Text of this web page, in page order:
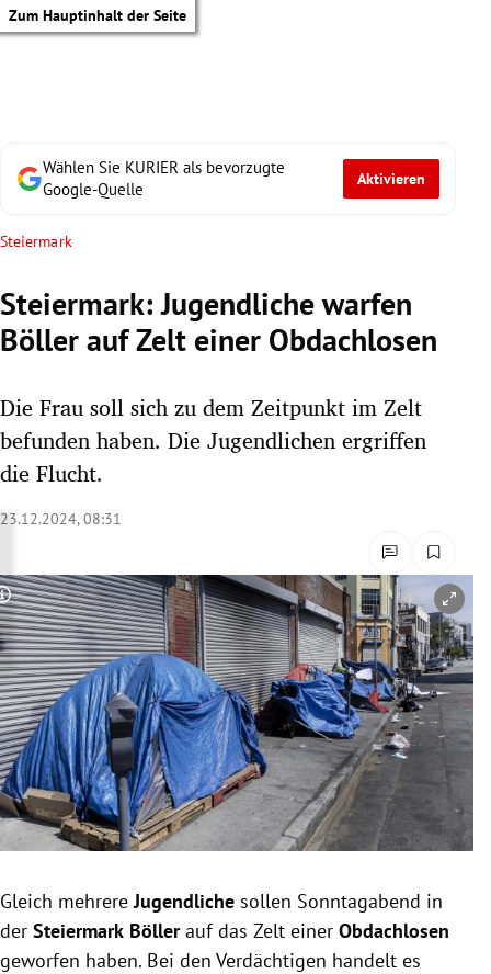
Zum Hauptinhalt der Seite
Untermenü
Untermenü
Untermenü
Untermenü
Untermenü
Untermenü
Untermenü
Untermenü
Wählen Sie KURIER als bevorzugte
Google-Quelle
Aktivieren
Steiermark
Steiermark: Jugendliche warfen
Böller auf Zelt einer Obdachlosen
Die Frau soll sich zu dem Zeitpunkt im Zelt
befunden haben. Die Jugendlichen ergriffen
die Flucht.
23.12.2024, 08:31
Copyright-Hinweis öffnen/schließen
Gleich mehrereJugendliche sollen Sonntagabend in
der Steiermark Böllerauf das Zelt einer Obdachlosen
geworfen haben. Bei den Verdächtigen handelt es